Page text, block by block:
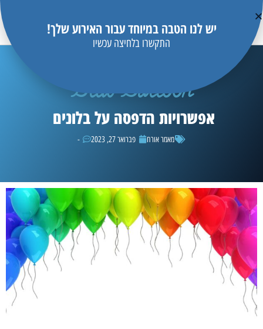
Blue Balloon
אפשרויות הדפסה על בלונים
מאמר אורח פברואר 27, 2023 -
יש לנו הטבה במיוחד עבור האירוע שלך!
התקשרו בלחיצה עכשיו